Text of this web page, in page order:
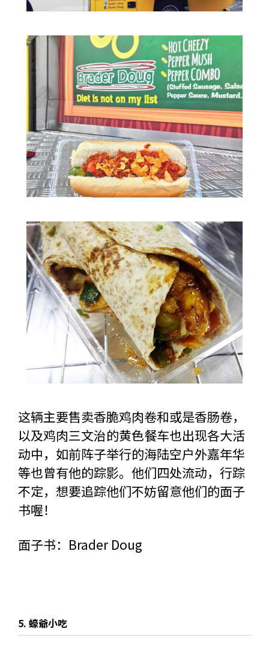
这辆主要售卖香脆鸡肉卷和或是香肠卷，
以及鸡肉三文治的黄色餐车也出现各大活
动中，如前阵子举行的海陆空户外嘉年华
等也曾有他的踪影。他们四处流动，行踪
不定，想要追踪他们不妨留意他们的面子
书喔！
面子书： Brader Doug
5. 蠔爺小吃